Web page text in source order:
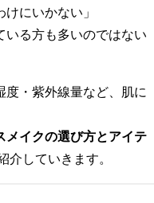
にいかない」
いる方も多いのではない
・紫外線量など、肌に
メイクの選び方とアイテ
介していきます。